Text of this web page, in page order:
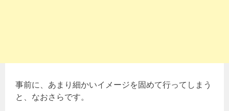
事前に、あまり細かいイメージを固めて行ってしまう
と、なおさらです。